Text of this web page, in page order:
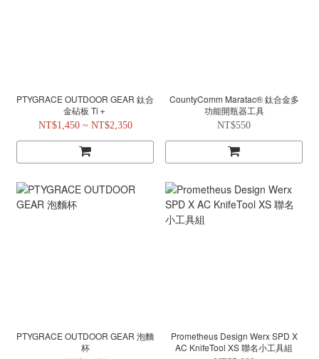
PTYGRACE OUTDOOR GEAR 鈦合
金砧板 Ti＋
NT$1,450 ~ NT$2,350
CountyComm Maratac® 鈦合金多
功能開瓶器工具
NT$550
PTYGRACE OUTDOOR GEAR 泡麵
杯
Prometheus Design Werx SPD X
AC KnifeTool XS 聯名小工具組